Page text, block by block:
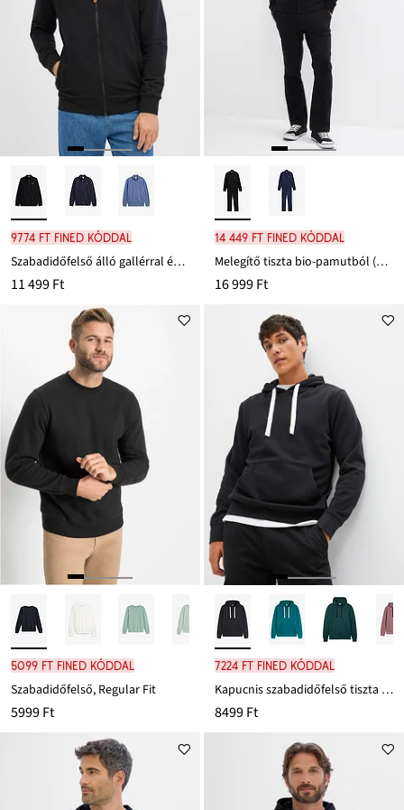
9774 Ft FINED kóddal
Szabadidőfelső álló gallérral és bőrutánzatból készült részletekkel
11 499 Ft
14 449 Ft FINED kóddal
Melegítő tiszta bio-pamutból (2-részes szett)
16 999 Ft
5099 Ft FINED kóddal
Szabadidőfelső, Regular Fit
5999 Ft
7224 Ft FINED kóddal
Kapucnis szabadidőfelső tiszta pamutból
8499 Ft